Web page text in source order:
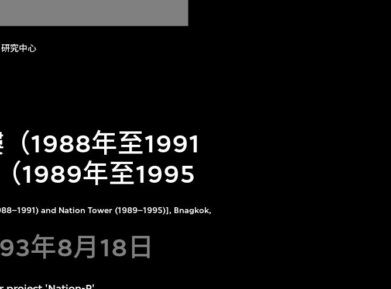
研究中心
1988年至1991
1989年至1995
and Nation Tower (1989⁠–1995)], Bnagkok,
年8月18日